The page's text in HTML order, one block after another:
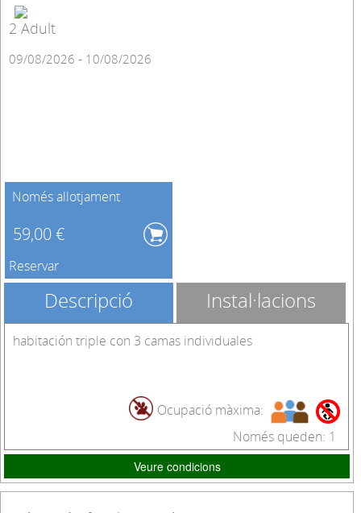
2 Adult
09/08/2026 - 10/08/2026
Només allotjament
59,00 €
Reservar
Descripció Instal·lacions
habitación triple con 3 camas individuales
Ocupació màxima:
Només queden: 1
Veure condicions